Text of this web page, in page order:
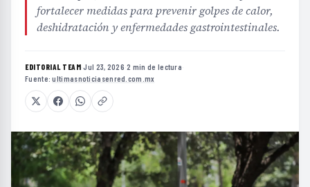
fortalecer medidas para prevenir golpes de calor,
deshidratación y enfermedades gastrointestinales.
EDITORIAL TEAM·Jul 23, 2026·2 min de lectura·
Fuente:ultimasnoticiasenred.com.mx